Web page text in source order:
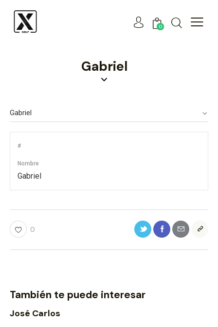
0
Gabriel
#
Nombre
Gabriel
0
También te puede interesar
José Carlos